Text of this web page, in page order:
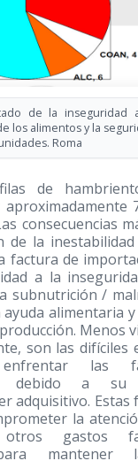
de la inseguridad
los alimentos y la
Roma
de
consecuencias
de la
factura de
a la
subnutrición /
alimentaria
Menos
son las difíciles
las
debido a su
adquisitivo. Estas
la
gastos
mantener